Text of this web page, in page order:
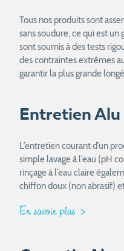
Tous nos produits sont
sans soudure, ce qui est un
sont soumis à des tests
des contraintes extrêmes
garantir la plus grande
Entretien Alu
L’entretien courant d’un
simple lavage à l’eau (pH
rinçage à l’eau claire
chiffon doux (non abrasif)
En savoir plus